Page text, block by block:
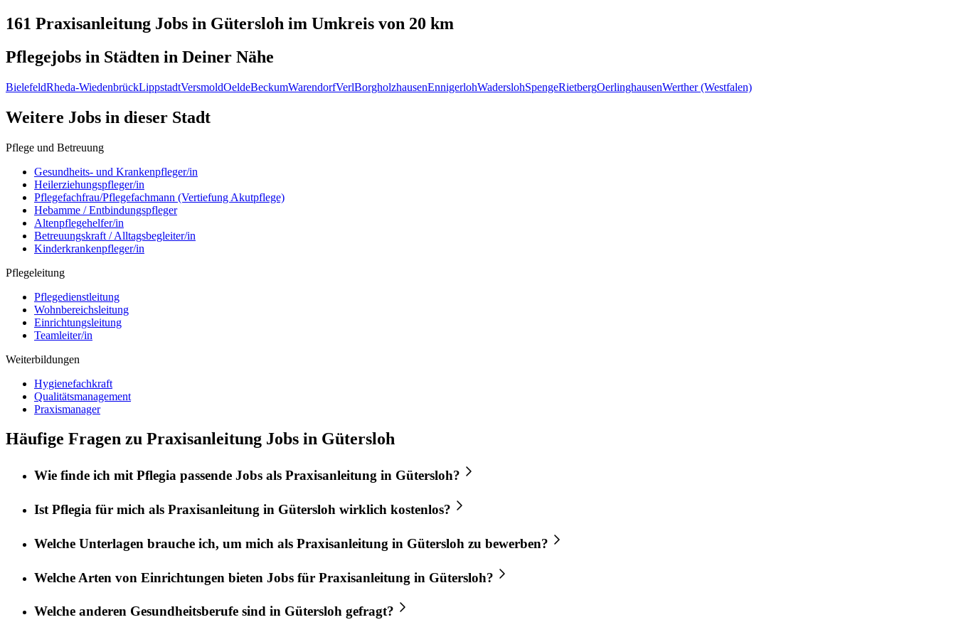
161 Praxisanleitung Jobs in Gütersloh im Umkreis von 20 km
Pflegejobs in Städten in Deiner Nähe
BielefeldRheda-WiedenbrückLippstadtVersmoldOeldeBeckumWarendorfVerlBorgholzhausenEnnigerlohWaderslohSpengeRietbergOerlinghausenWerther (Westfalen)
Weitere Jobs in dieser Stadt
Pflege und Betreuung
Gesundheits- und Krankenpfleger/in
Heilerziehungspfleger/in
Pflegefachfrau/Pflegefachmann (Vertiefung Akutpflege)
Hebamme / Entbindungspfleger
Altenpflegehelfer/in
Betreuungskraft / Alltagsbegleiter/in
Kinderkrankenpfleger/in
Pflegeleitung
Pflegedienstleitung
Wohnbereichsleitung
Einrichtungsleitung
Teamleiter/in
Weiterbildungen
Hygienefachkraft
Qualitätsmanagement
Praxismanager
Häufige Fragen zu Praxisanleitung Jobs in Gütersloh
Wie finde ich mitPflegia passende Jobs als Praxisanleitung in Gütersloh?
Ist Pflegia für mich als Praxisanleitung in Gütersloh wirklich kostenlos?
Welche Unterlagen brauche ich, um mich als Praxisanleitung in Gütersloh zu bewerben?
Welche Arten von Einrichtungen bieten Jobs für Praxisanleitung in Gütersloh?
Welche anderen Gesundheitsberufe sind in Gütersloh gefragt?